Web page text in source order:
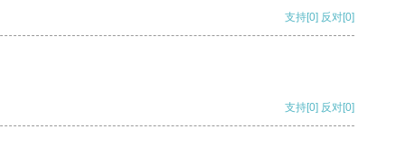
支持[0] 反对[0]
支持[0] 反对[0]